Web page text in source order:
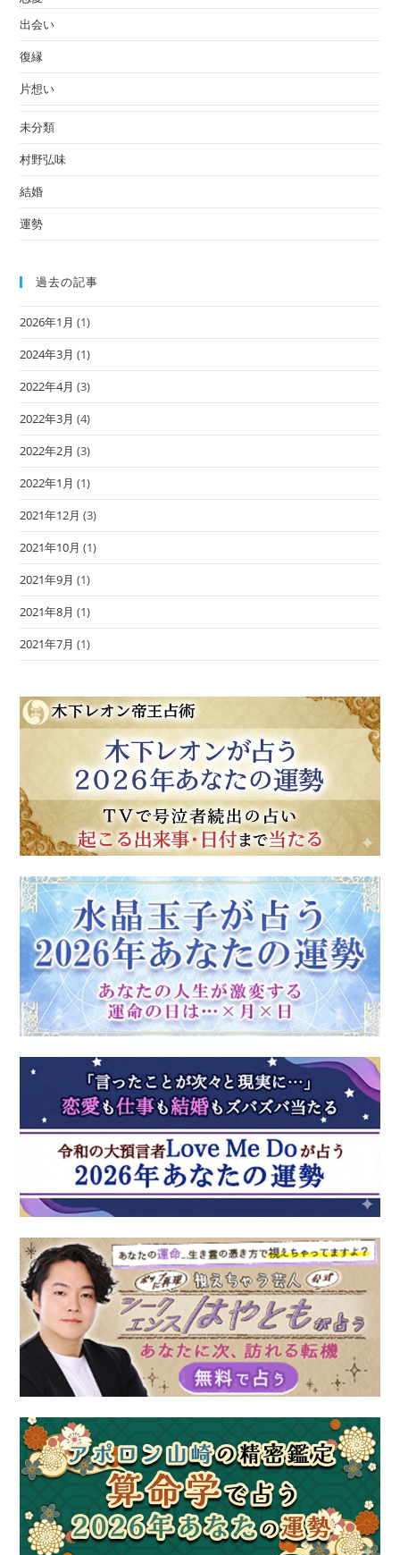
出会い
復縁
片想い
未分類
村野弘味
結婚
運勢
過去の記事
2026年1月 (1)
2024年3月 (1)
2022年4月 (3)
2022年3月 (4)
2022年2月 (3)
2022年1月 (1)
2021年12月 (3)
2021年10月 (1)
2021年9月 (1)
2021年8月 (1)
2021年7月 (1)